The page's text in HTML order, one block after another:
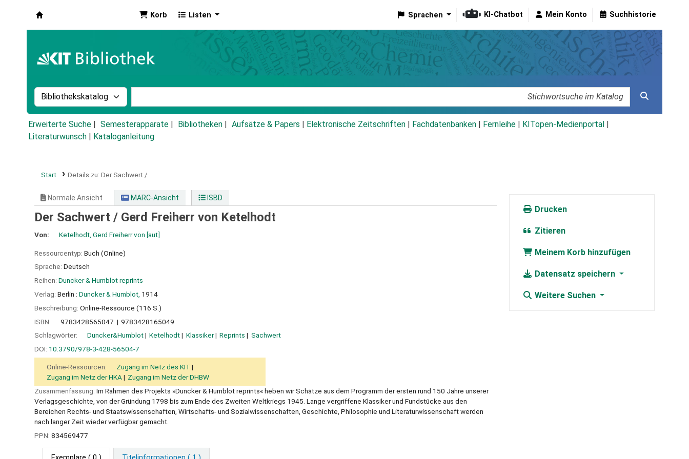
Korb Listen Sprachen KI-Chatbot Mein Konto Suchhistorie
Suche im Katalog nach:
Erweiterte Suche Semesterapparate Bibliotheken Aufsätze & Papers Elektronische Zeitschriften Fachdatenbanken Fernleihe KITopen-Medienportal
Literaturwunsch
Kataloganleitung
Start Details zu: Der Sachwert /
Normale Ansicht MARC-Ansicht ISBD
Der Sachwert / Gerd Freiherr von Ketelhodt
Von: Ketelhodt, Gerd Freiherr von [aut]
Ressourcentyp: Buch (Online)
Sprache: Deutsch
Reihen: Duncker & Humblot reprints
Verlag: Berlin : Duncker & Humblot, 1914
Beschreibung: Online-Ressource (116 S.)
ISBN:
9783428565047
9783428165049
Schlagwörter:
Duncker&Humblot Ketelhodt Klassiker Reprints
Sachwert
DOI: 10.3790/978-3-428-56504-7
Online-Ressourcen:
Zugang im Netz des KIT
Zugang im Netz der HKA
Zugang im Netz der DHBW
Zusammenfassung: Im Rahmen des Projekts »Duncker & Humblot reprints« heben wir Schätze aus dem Programm der ersten rund 150 Jahre unserer
Verlagsgeschichte, von der Gründung 1798 bis zum Ende des Zweiten Weltkriegs 1945. Lange vergriffene Klassiker und Fundstücke aus den
Bereichen Rechts- und Staatswissenschaften, Wirtschafts- und Sozialwissenschaften, Geschichte, Philosophie und Literaturwissenschaft werden
nach langer Zeit wieder verfügbar gemacht.
PPN: 834569477
Drucken
Zitieren
Meinem Korb hinzufügen
Datensatz speichern
Weitere Suchen